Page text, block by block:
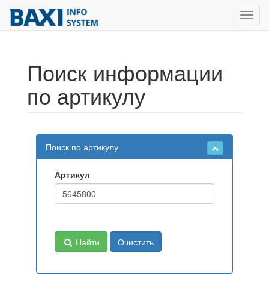
Поиск информации
по артикулу
Поиск по артикулу
Артикул
Найти Очистить